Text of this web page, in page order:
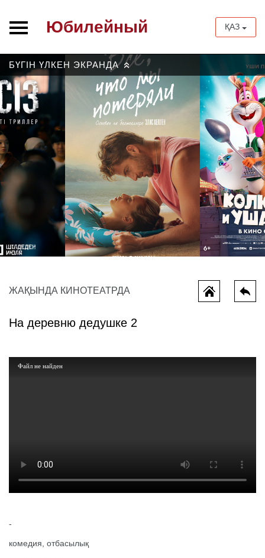
Юбилейный ҚАЗ
БҮГІН ҮЛКЕН ЭКРАНДА»
ЖАҚЫНДА КИНОТЕАТРДА
На деревню дедушке 2
Файл не найден
-
комедия, отбасылық